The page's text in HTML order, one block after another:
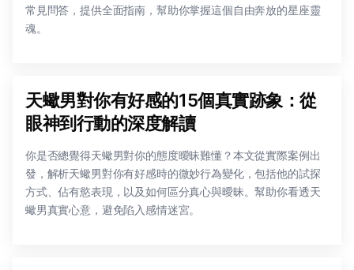
常見問答，提供全面指南，幫助你掌握這個自由奔放的星座靈
魂。
天蠍男對你有好感的15個真實跡象：從
眼神到行動的深度解讀
你是否總覺得天蠍男對你的態度曖昧難懂？本文從實際案例出
發，解析天蠍男對你有好感時的微妙行為變化，包括他的試探
方式、佔有慾表現，以及如何區分真心與曖昧。幫助你看透天
蠍男真實心意，避免陷入感情迷宮。